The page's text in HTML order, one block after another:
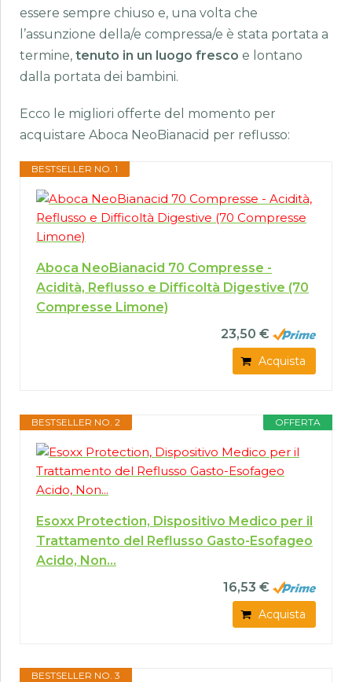
essere sempre chiuso e, una volta che
l’assunzione della/e compressa/e è stata portata a
termine, tenuto in un luogo fresco e lontano
dalla portata dei bambini.
Ecco le migliori offerte del momento per
acquistare Aboca NeoBianacid per reflusso:
BESTSELLER NO. 1
Aboca NeoBianacid 70 Compresse -
Acidità, Reflusso e Difficoltà Digestive (70
Compresse Limone)
23,50 €
Acquista
OFFERTA
BESTSELLER NO. 2
Esoxx Protection, Dispositivo Medico per il
Trattamento del Reflusso Gasto-Esofageo
Acido, Non...
16,53 €
Acquista
BESTSELLER NO. 3